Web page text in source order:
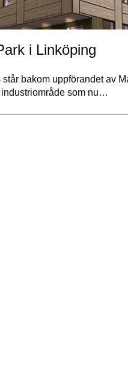
i Linköping
bakom uppförandet av
som nu…